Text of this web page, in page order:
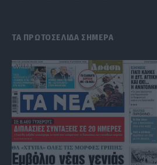
ΤΑ ΠΡΩΤΟΣΕΛΙΔΑ ΣΗΜΕΡΑ